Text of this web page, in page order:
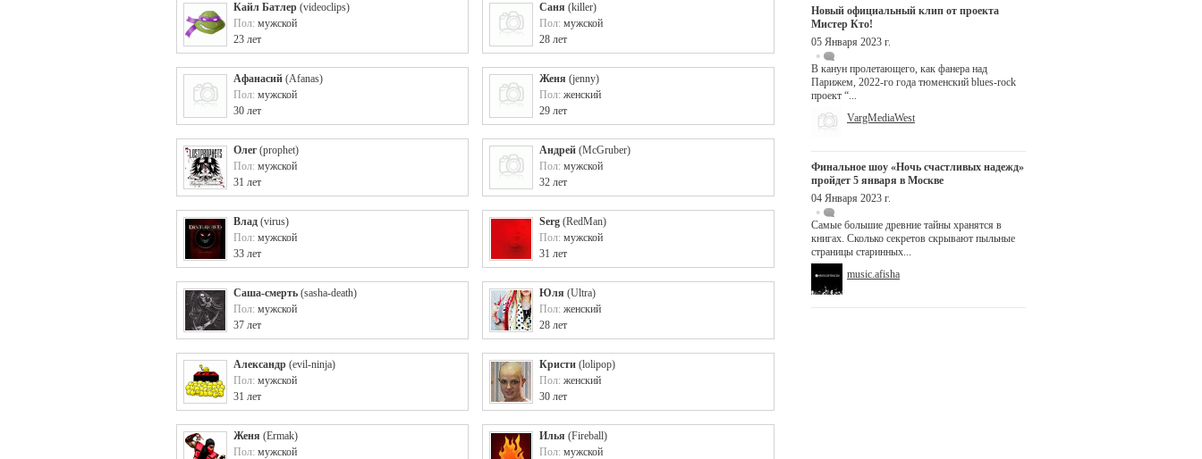
Кайл Батлер (videoclips)
Пол: мужской
23 лет
Саня (killer)
Пол: мужской
28 лет
Афанасий (Afanas)
Пол: мужской
30 лет
Женя (jenny)
Пол: женский
29 лет
Олег(prophet)
Пол: мужской
31 лет
Андрей (McGruber)
Пол: мужской
32 лет
Влад (virus)
Пол: мужской
33 лет
Serg (RedMan)
Пол: мужской
31 лет
Саша-смерть (sasha-death)
Пол: мужской
37 лет
Юля (Ultra)
Пол: женский
28 лет
Александр (evil-ninja)
Пол: мужской
31 лет
Кристи (lolipop)
Пол: женский
30 лет
Женя (Ermak)
Пол: мужской
Илья (Fireball)
Пол: мужской
Новый официальный клип от проекта
Мистер Кто!
05 Января 2023 г.
В канун пролетающего, как фанера над
Парижем, 2022-го года тюменский blues-rock
проект “...
VargMediaWest
Финальное шоу «Ночь счастливых надежд»
пройдет 5 января в Москве
04 Января 2023 г.
Самые большие древние тайны хранятся в
книгах. Сколько секретов скрывают пыльные
страницы старинных...
music.afisha